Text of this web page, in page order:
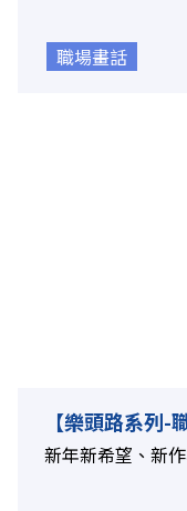
職場畫話
【樂頭路系列-
新年新希望、新